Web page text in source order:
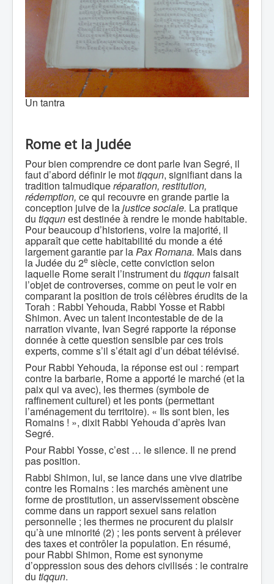
Un tantra
Rome et la Judée
Pour bien comprendre ce dont parle Ivan Segré, il
faut d’abord définir le mottiqqun, signifiant dans la
tradition talmudiqueréparation, restitution,
rédemption, ce qui recouvre en grande partie la
conception juive de lajustice sociale. La pratique
du tiqqunest destinée à rendre le monde habitable.
Pour beaucoup d’historiens, voire la majorité, il
apparaît que cette habitabilité du monde a été
largement garantie par laPax Romana. Mais dans
la Judée du 2e siècle, cette conviction selon
laquelle Rome serait l’instrument du tiqqunfaisait
l’objet de controverses, comme on peut le voir en
comparant la position de trois célèbres érudits de la
Torah : Rabbi Yehouda, Rabbi Yosse et Rabbi
Shimon. Avec un talent incontestable de de la
narration vivante, Ivan Segré rapporte la réponse
donnée à cette question sensible par ces trois
experts, comme s’il s’était agi d’un débat télévisé.
Pour Rabbi Yehouda, la réponse est oui : rempart
contre la barbarie, Rome a apporté le marché (et la
paix qui va avec), les thermes (symbole de
raffinement culturel) et les ponts (permettant
l’aménagement du territoire). « Ils sont bien, les
Romains ! », dixit Rabbi Yehouda d’après Ivan
Segré.
Pour Rabbi Yosse, c’est … le silence. Il ne prend
pas position.
Rabbi Shimon, lui, se lance dans une vive diatribe
contre les Romains : les marchés amènent une
forme de prostitution, un asservissement obscène
comme dans un rapport sexuel sans relation
personnelle ; les thermes ne procurent du plaisir
qu’à une minorité (2) ; les ponts servent à prélever
des taxes et contrôler la population. En résumé,
pour Rabbi Shimon, Rome est synonyme
d’oppression sous des dehors civilisés : le contraire
du tiqqun.